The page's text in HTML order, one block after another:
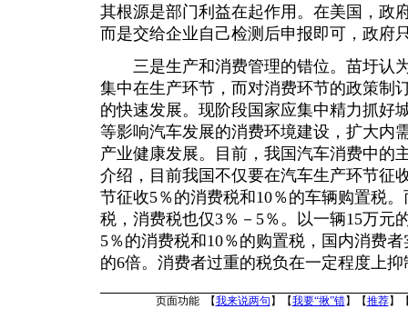
其根源是部门利益在起作用。在美国，政
而是交给企业自己检测后申报即可，政府
三是生产和消费管理的错位。苗圩认
集中在生产环节，而对消费环节的政策制
的快速发展。现阶段国家应集中精力抓好
等影响汽车发展的消费环境建设，扩大内
产业健康发展。目前，我国汽车消费中的
介绍，目前我国不仅要在汽车生产环节征
节征收5％的消费税和10％的车辆购置税
税，消费税也仅3％－5％。以一辆15万元
5％的消费税和10％的购置税，国内消费
的6倍。消费者过重的税负在一定程度上
页面功能 【我来说两句 】【我要“揪”错】【推荐】